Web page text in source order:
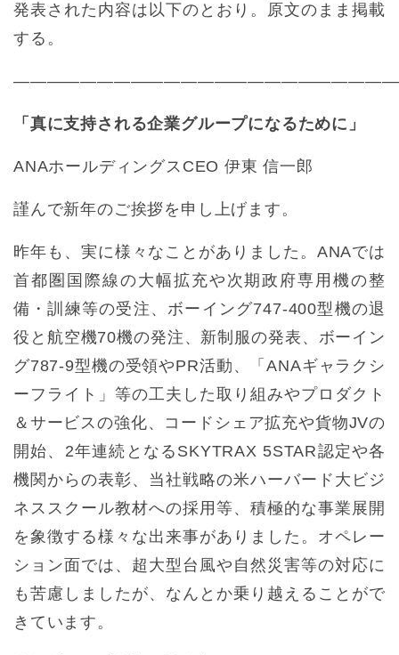
発表された内容は以下のとおり。原文のまま掲載
する。
「真に支持される企業グループになるために」
ANAホールディングスCEO 伊東 信一郎
謹んで新年のご挨拶を申し上げます。
昨年も、実に様々なことがありました。ANAでは
首都圏国際線の大幅拡充や次期政府専用機の整
備・訓練等の受注、ボーイング747-400型機の退
役と航空機70機の発注、新制服の発表、ボーイン
グ787-9型機の受領やPR活動、「ANAギャラクシ
ーフライト」等の工夫した取り組みやプロダクト
＆サービスの強化、コードシェア拡充や貨物JVの
開始、2年連続となるSKYTRAX 5STAR認定や各
機関からの表彰、当社戦略の米ハーバード大ビジ
ネススクール教材への採用等、積極的な事業展開
を象徴する様々な出来事がありました。オペレー
ション面では、超大型台風や自然災害等の対応に
も苦慮しましたが、なんとか乗り越えることがで
きています。